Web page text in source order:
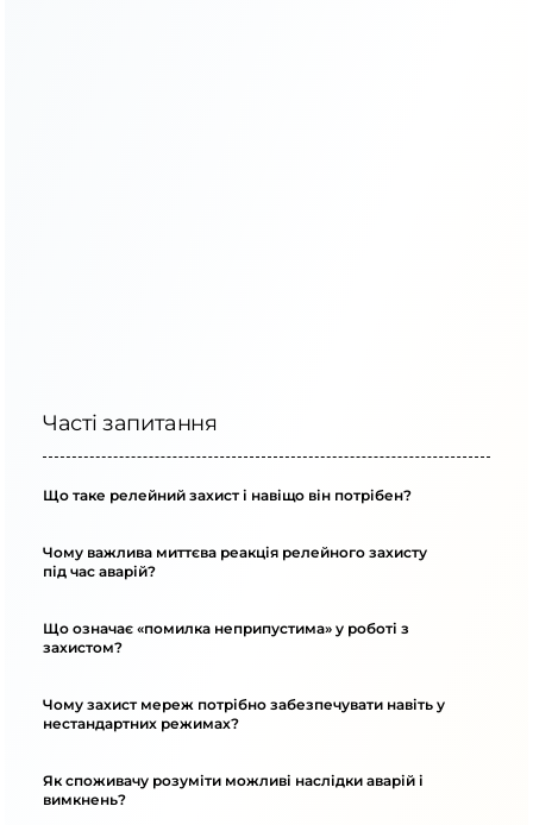
Часті запитання
Що таке релейний захист і навіщо він потрібен?
Чому важлива миттєва реакція релейного захисту
під час аварій?
Що означає «помилка неприпустима» у роботі з
захистом?
Чому захист мереж потрібно забезпечувати навіть у
нестандартних режимах?
Як споживачу розуміти можливі наслідки аварій і
вимкнень?